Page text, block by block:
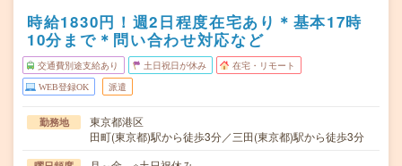
時給1830円！週2日程度在宅あり＊基本17時
10分まで＊問い合わせ対応など
交通費別途支給あり 土日祝日が休み 在宅・リモート
WEB登録OK 派遣
勤務地
東京都港区
田町(東京都)駅から徒歩3分／三田(東京都)駅から徒歩3分